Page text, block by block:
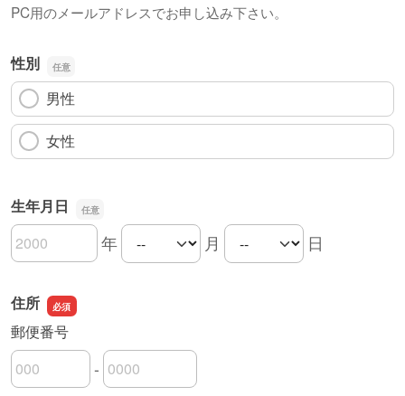
PC用のメールアドレスでお申し込み下さい。
性別
男性
女性
生年月日
生年月日の年 年
生年月日の月 月
生年月日の日 日
住所
郵便番号
郵便番号の上3桁
-
郵便番号の下4桁